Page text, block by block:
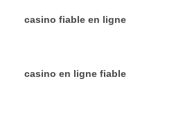
casino fiable en ligne
casino en ligne fiable